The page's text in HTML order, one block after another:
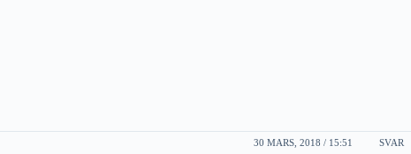
30 MARS, 2018 / 15:51 SVAR